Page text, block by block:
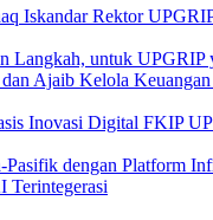
Rektor
Langkah, untuk UPGRIP
Kelola
FKIP
Terintegerasi